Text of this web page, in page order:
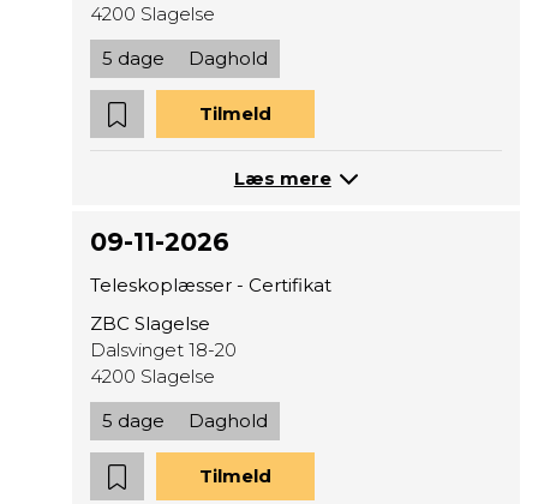
4200 Slagelse
5 dage
Daghold
Tilmeld
Læs mere
09-11-2026
Teleskoplæsser - Certifikat
ZBC Slagelse
Dalsvinget 18-20
4200 Slagelse
5 dage
Daghold
Tilmeld